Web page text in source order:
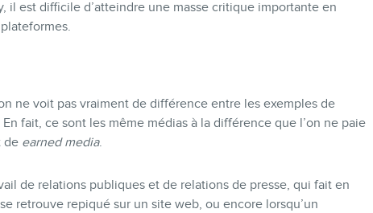
il est difficile d’atteindre une masse critique importante en
ne voit pas vraiment de différence entre les exemples de
En fait, ce sont les même médias à la différence que l’on ne paie
de earned media.
de relations publiques et de relations de presse, qui fait en
retrouve repiqué sur un site web, ou encore lorsqu’un